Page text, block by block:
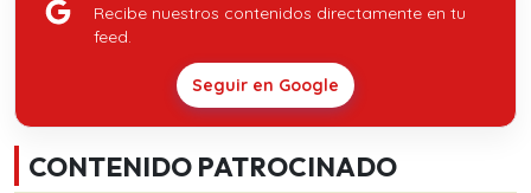
Recibe nuestros contenidos directamente en tu
feed.
Seguir en Google
CONTENIDO PATROCINADO